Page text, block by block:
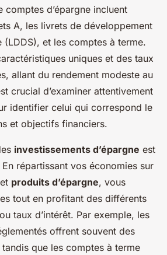
comptes d’épargne incluent
A, les livrets de développement
et les comptes à terme.
uniques et des taux
allant du rendement modeste au
crucial d’examiner attentivement
identifier celui qui correspond le
et objectifs financiers.
investissements d’épargne est
répartissant vos économies sur
produits d’épargne, vous
tout en profitant des différents
taux d’intérêt. Par exemple, les
offrent souvent des
que les comptes à terme